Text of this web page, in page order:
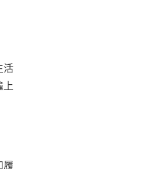
活
上
履